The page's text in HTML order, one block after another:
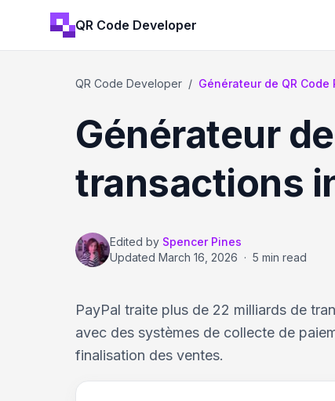
QR Code Developer
QR Code Developer / Générateur de QR
Générateur
transactions
Edited by Spencer Pines
Updated March 16, 2026 · 5 min read
PayPal traite plus de 22 milliards de
avec des systèmes de collecte de
finalisation des ventes.